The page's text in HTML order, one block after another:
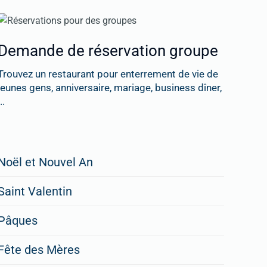
de réservation groupe
un restaurant pour enterrement de vie de
gens, anniversaire, mariage, business dîner,
figurer
vos
spéciaux
et Nouvel An
Valentin
des Mères